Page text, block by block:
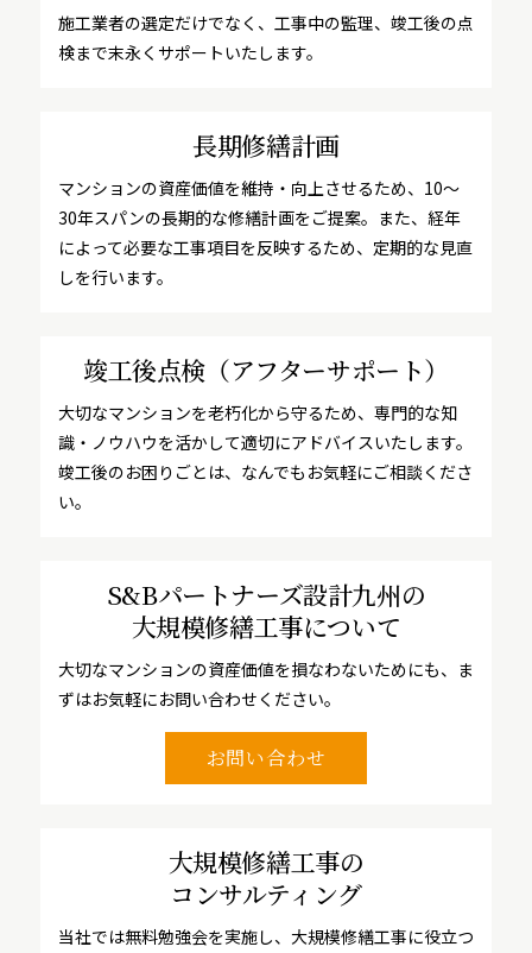
施工業者の選定だけでなく、工事中の監理、竣工後の点
検まで末永くサポートいたします。
長期修繕計画
マンションの資産価値を維持・向上させるため、10～
30年スパンの長期的な修繕計画をご提案。また、経年
によって必要な工事項目を反映するため、定期的な見直
しを行います。
竣工後点検 （アフターサポート）
大切なマンションを老朽化から守るため、専門的な知
識・ノウハウを活かして適切にアドバイスいたします。
竣工後のお困りごとは、なんでもお気軽にご相談くださ
い。
S&Bパートナーズ設計九州の
大規模修繕工事について
大切なマンションの資産価値を損なわないためにも、ま
ずはお気軽にお問い合わせください。
お問い合わせ
大規模修繕工事の
コンサルティング
当社では無料勉強会を実施し、大規模修繕工事に役立つ